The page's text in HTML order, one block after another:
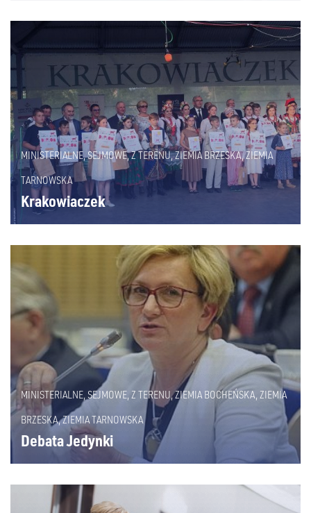
MINISTERIALNE,SEJMOWE,Z TERENU,ZIEMIA BRZESKA,ZIEMIA
TARNOWSKA
Krakowiaczek
MINISTERIALNE, SEJMOWE Z TERENU,ZIEMIA BOCHEŃSKA ZIEMIA
BRZESKA,ZIEMIA TARNOWSKA
Debata Jedynki